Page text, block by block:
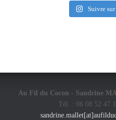
Suivre
Au Fil du Cocon - Sandrine
Tél. : 06 08 52 47